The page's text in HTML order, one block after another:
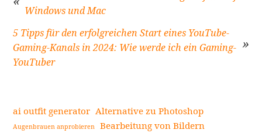
Beitragsnavigation
Windows und Mac
5 Tipps für den erfolgreichen Start eines YouTube-
Gaming-Kanals in 2024: Wie werde ich ein Gaming-
YouTuber
ai outfit generator Alternative zu Photoshop
Augenbrauen anprobieren Bearbeitung von Bildern